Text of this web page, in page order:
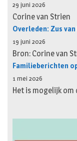
29 juni 2026
Corine van Strien
Overleden: Zus
19 juni 2026
Bron: Corine van
Familieberichten
1 mei 2026
Het is mogelijk